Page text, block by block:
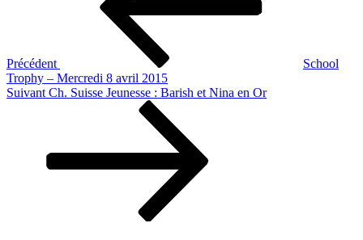
Précédent
School
Trophy – Mercredi 8 avril 2015
Article
Suivant Ch. Suisse Jeunesse : Barish et Nina en Or